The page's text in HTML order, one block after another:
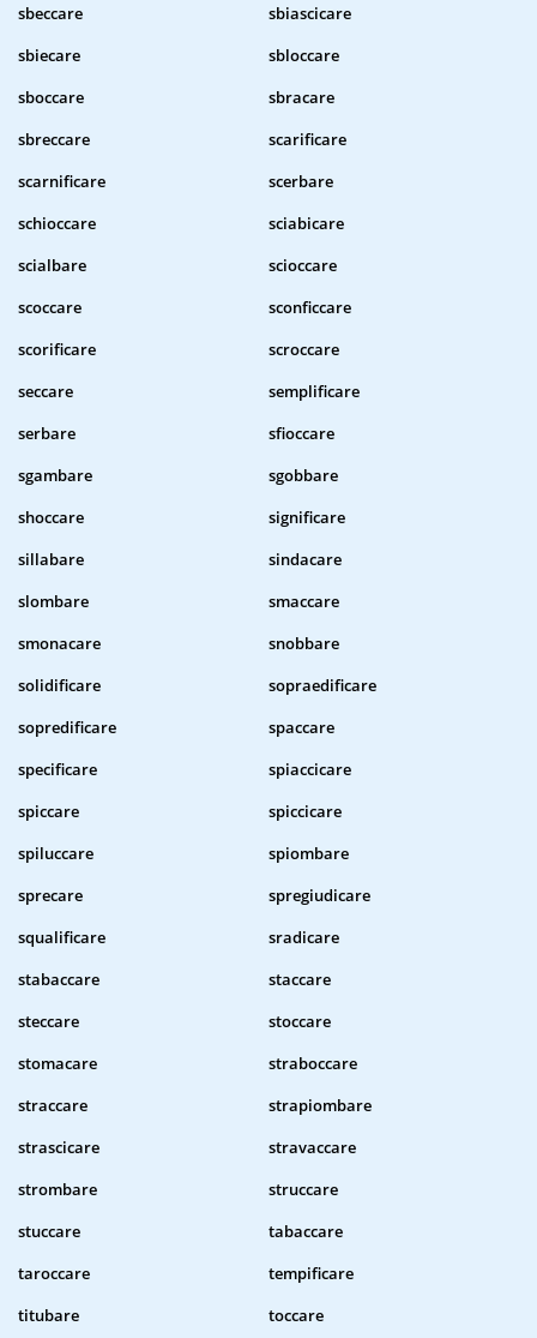
sbeccare
sbiascicare
sbiecare
sbloccare
sboccare
sbracare
sbreccare
scarificare
scarnificare
scerbare
schioccare
sciabicare
scialbare
scioccare
scoccare
sconficcare
scorificare
scroccare
seccare
semplificare
serbare
sfioccare
sgambare
sgobbare
shoccare
significare
sillabare
sindacare
slombare
smaccare
smonacare
snobbare
solidificare
sopraedificare
sopredificare
spaccare
specificare
spiaccicare
spiccare
spiccicare
spiluccare
spiombare
sprecare
spregiudicare
squalificare
sradicare
stabaccare
staccare
steccare
stoccare
stomacare
straboccare
straccare
strapiombare
strascicare
stravaccare
strombare
struccare
stuccare
tabaccare
taroccare
tempificare
titubare
toccare